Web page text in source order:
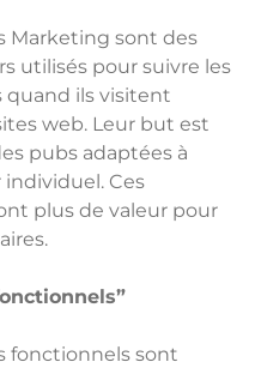
Marketing sont des
utilisés pour suivre les
quand ils visitent
web. Leur but est
pubs adaptées à
individuel. Ces
plus de valeur pour
fonctionnels sont